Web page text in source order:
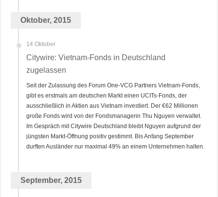
Oktober, 2015
14 Oktober
Citywire: Vietnam-Fonds in Deutschland
zugelassen
Seit der Zulassung des Forum One-VCG Partners Vietnam-Fonds,
gibt es erstmals am deutschen Markt einen UCITs-Fonds, der
ausschließlich in Aktien aus Vietnam investiert. Der €62 Millionen
große Fonds wird von der Fondsmanagerin Thu Nguyen verwaltet.
Im Gespräch mit Citywire Deutschland bleibt Nguyen aufgrund der
jüngsten Markt-Öffnung positiv gestimmt. Bis Anfang September
durften Ausländer nur maximal 49% an einem Unternehmen halten.
September, 2015